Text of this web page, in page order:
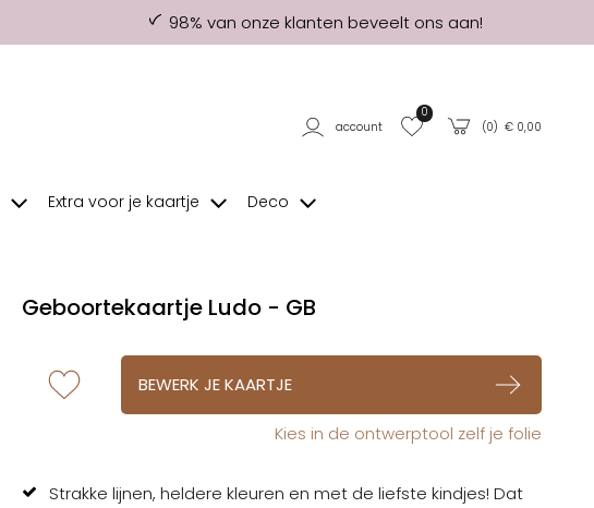
98% van onze klanten beveelt ons aan!
account
0
(0) € 0,00
Extra voor je kaartje Deco
Geboortekaartje Ludo - GB
BEWERK JE KAARTJE
Kies in de ontwerptool zelf je folie
Strakke lijnen, heldere kleuren en met de liefste kindjes! Dat